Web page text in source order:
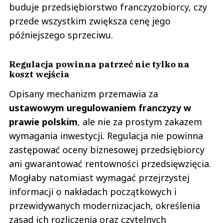
buduje przedsiębiorstwo franczyzobiorcy, czy
przede wszystkim zwiększa cenę jego
późniejszego sprzeciwu.
Regulacja powinna patrzeć nie tylko na
koszt wejścia
Opisany mechanizm przemawia za
ustawowym uregulowaniem franczyzy w
prawie polskim, ale nie za prostym zakazem
wymagania inwestycji. Regulacja nie powinna
zastępować oceny biznesowej przedsiębiorcy
ani gwarantować rentowności przedsięwzięcia.
Mogłaby natomiast wymagać przejrzystej
informacji o nakładach początkowych i
przewidywanych modernizacjach, określenia
zasad ich rozliczenia oraz czytelnych